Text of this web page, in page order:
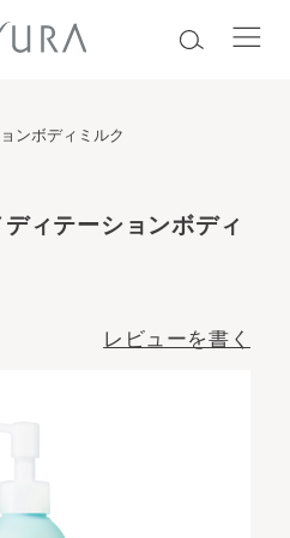
ンボディミルク
ディテーションボディ
レビューを書く